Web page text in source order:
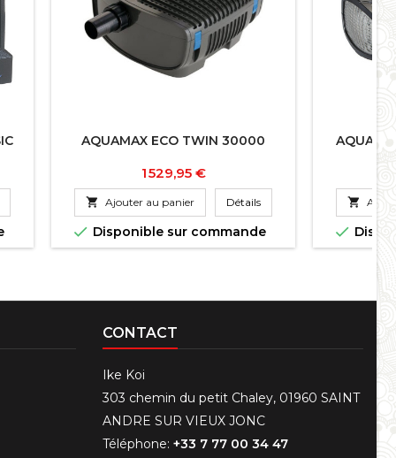
AQUAMAX ECO TWIN 30000
Prix
1 529,95 €
 Ajouter au panier Détails
 Disponible sur commande


CONTACT
Ike Koi
303 chemin du petit Chaley, 01960 SAINT
ANDRE SUR VIEUX JONC
Téléphone: +33 7 77 00 34 47